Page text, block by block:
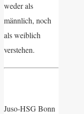
weder als
männlich, noch
als weiblich
verstehen.
Juso-HSG Bonn